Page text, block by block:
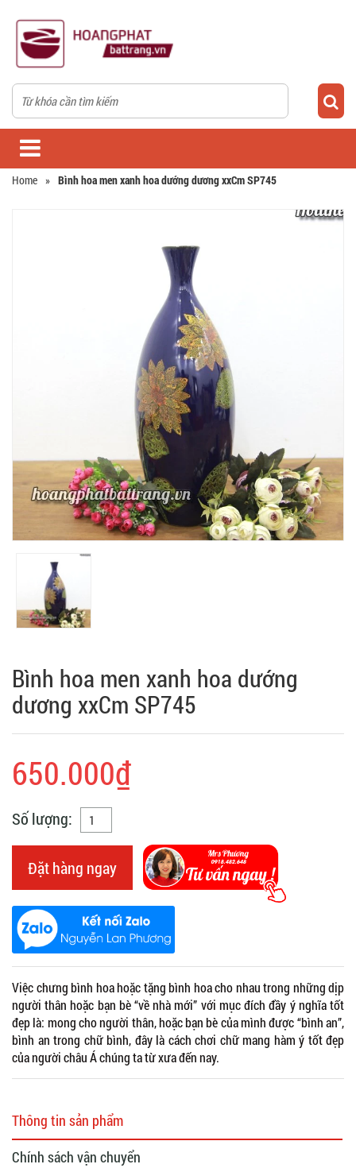
Home » Bình hoa men xanh hoa dướng dương xxCm SP745
Bình hoa men xanh hoa dướng
dương xxCm SP745
650.000₫
Số lượng:
Đặt hàng ngay
Việc chưng bình hoa hoặc tặng bình hoa cho nhau trong những dịp
người thân hoặc bạn bè “về nhà mới” với mục đích đầy ý nghĩa tốt
đẹp là: mong cho người thân, hoặc bạn bè của mình được “bình an”,
bình an trong chữ bình, đây là cách chơi chữ mang hàm ý tốt đẹp
của người châu Á chúng ta từ xưa đến nay.
Thông tin sản phẩm
Chính sách vận chuyển